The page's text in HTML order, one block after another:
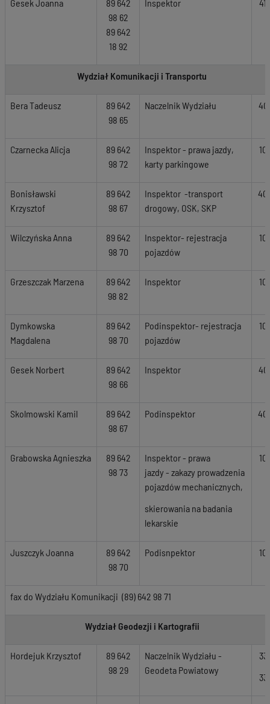
Gesek Joanna
89 642
98 62
89 642
18 92
Inspektor
Wydział Komunikacji i Transportu
Bera Tadeusz
89 642
98 65
Naczelnik Wydziału
Czarnecka Alicja
89 642
98 72
Inspektor - prawa jazdy,
karty parkingowe
Bonisławski
Krzysztof
89 642
98 67
Inspektor -transport
drogowy, OSK, SKP
Wilczyńska Anna
89 642
98 70
Inspektor- rejestracja
pojazdów
Grzeszczak Marzena
89 642
98 82
Inspektor
Dymkowska
Magdalena
89 642
98 70
Podinspektor- rejestracja
pojazdów
Gesek Norbert
89 642
98 66
Inspektor
Skolmowski Kamil
89 642
98 67
Podinspektor
Grabowska Agnieszka
89 642
98 73
Inspektor - prawa
jazdy - zakazy prowadzenia
pojazdów mechanicznych,
skierowania na badania
lekarskie
Juszczyk Joanna
89 642
98 70
Podisnpektor
fax do Wydziału Komunikacji (89) 642 98 71
Wydział Geodezji i Kartografii
Hordejuk Krzysztof
89 642
98 29
Naczelnik Wydziału -
Geodeta Powiatowy